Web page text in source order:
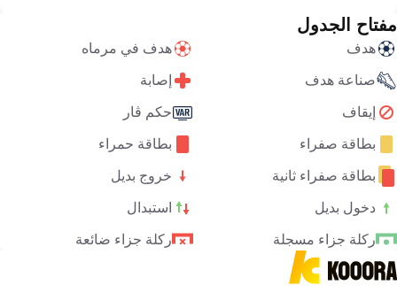
مفتاح الجدول
هدف هدف في مرماه
صناعة هدف إصابة
إيقاف حكم ڤار
بطاقة صفراء بطاقة حمراء
بطاقة صفراء ثانية خروج بديل
دخول بديل استبدال
ركلة جزاء مسجلة ركلة جزاء ضائعة